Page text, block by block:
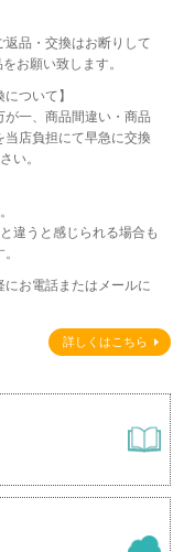
品・交換はお断りして
お願い致します。
ついて】
一、商品間違い・商品
店負担にて早急に交換
い。
違うと感じられる場合も
お電話またはメールに
詳しくはこちら